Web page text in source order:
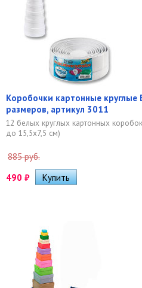
Коробочки картонные
размеров, артикул 3011
12 белых круглых картонных
до 15,5х7,5 см)
885 руб.
490 ₽